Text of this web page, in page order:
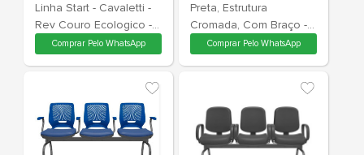
Cor (Grid) Azul Caribe